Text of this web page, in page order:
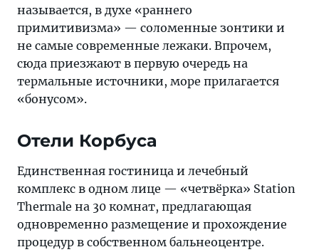
называется, в духе «раннего
примитивизма» — соломенные зонтики и
не самые современные лежаки. Впрочем,
сюда приезжают в первую очередь на
термальные источники, море прилагается
«бонусом».
Отели Корбуса
Единственная гостиница и лечебный
комплекс в одном лице — «четвёрка» Station
Thermale на 30 комнат, предлагающая
одновременно размещение и прохождение
процедур в собственном бальнеоцентре.